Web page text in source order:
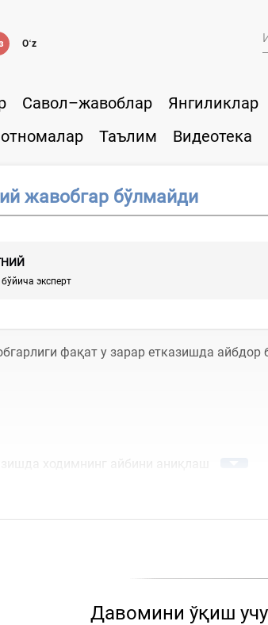
Oʻz
Савол–жавоблар Янгиликлар
Таълим Видеотека
жавобгар бўлмайди
эксперт
фақат у зарар етказишда айбдор
ходимнинг айбини аниқлаш
Давомини ўқиш